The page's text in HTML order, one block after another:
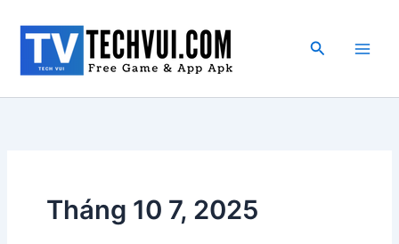
dung
Tìm
Tháng 10 7, 2025